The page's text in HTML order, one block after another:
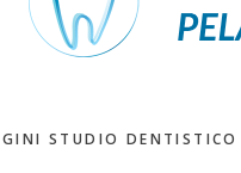
STUDIO DENTISTICO